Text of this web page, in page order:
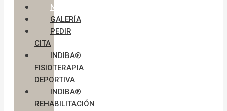
NOTICIAS
GALERÍA
PEDIR
CITA
INDIBA®
FISIOTERAPIA
DEPORTIVA
INDIBA®
REHABILITACIÓN